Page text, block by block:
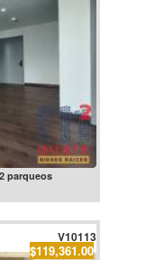
parqueos
V10113
$119,361.00